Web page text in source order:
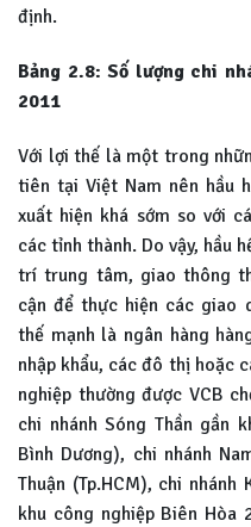
định.
Bảng 2.8: Số lượng chi
2011
Với lợi thế là một trong
tiên tại Việt Nam nên hầu
xuất hiện khá sớm so với
các tỉnh thành. Do vậy, hầu
trí trung tâm, giao thông
cận để thực hiện các giao
thế mạnh là ngân hàng
nhập khẩu, các đô thị hoặc
nghiệp thường được VCB
chi nhánh Sóng Thần gần
Bình Dương), chi nhánh
Thuận (Tp.HCM), chi
khu công nghiệp Biên Hòa